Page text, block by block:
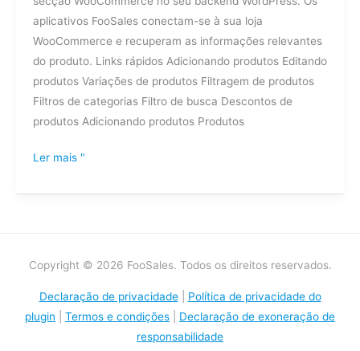
aplicativos FooSales conectam-se à sua loja
WooCommerce e recuperam as informações relevantes
do produto. Links rápidos Adicionando produtos Editando
produtos Variações de produtos Filtragem de produtos
Filtros de categorias Filtro de busca Descontos de
produtos Adicionando produtos Produtos
Ler mais "
Copyright © 2026 FooSales. Todos os direitos reservados.
Declaração de privacidade| Política de privacidade do
plugin
Termos e condições
Declaração de exoneração de
responsabilidade